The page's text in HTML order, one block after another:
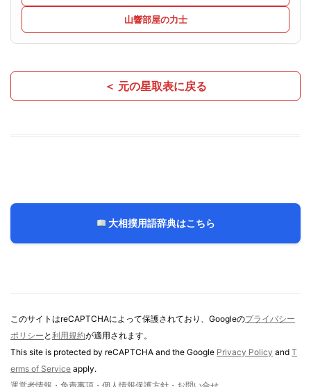
山響部屋の力士
＜ 元の星取表に戻る
大相撲用語辞典はこちら
このサイトはreCAPTCHAによって保護されており、Googleのプライバシー
ポリシー と利用規約が適用されます。
This site is protected by reCAPTCHA and the Google Privacy Policy and T
erms of Service apply.